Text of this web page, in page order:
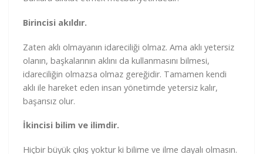
Birincisi akıldır.
Zaten aklı olmayanın idareciliği olmaz. Ama aklı yetersiz
olanın, başkalarının aklını da kullanmasını bilmesi,
idareciliğin olmazsa olmaz gereğidir. Tamamen kendi
aklı ile hareket eden insan yönetimde yetersiz kalır,
başarısız olur.
İkincisi bilim ve ilimdir.
Hiçbir büyük çıkış yoktur ki bilime ve ilme dayalı olmasın.